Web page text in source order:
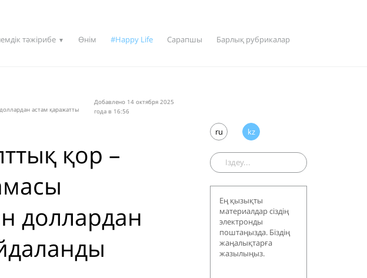
тәжірибе ▼ Өнім #Happy Life Сарапшы Барлық рубрикалар
астам қаражатты
Добавлено 14 октября 2025
года в 16:56
қор –
доллардан
ru kz
Ең қызықты
материалдар сіздің
электронды
поштаңызда. Біздің
жаңалықтарға
жазылыңыз.